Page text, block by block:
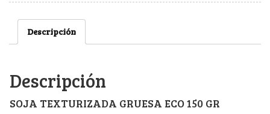
Descripción
Descripción
SOJA TEXTURIZADA GRUESA ECO 150 GR